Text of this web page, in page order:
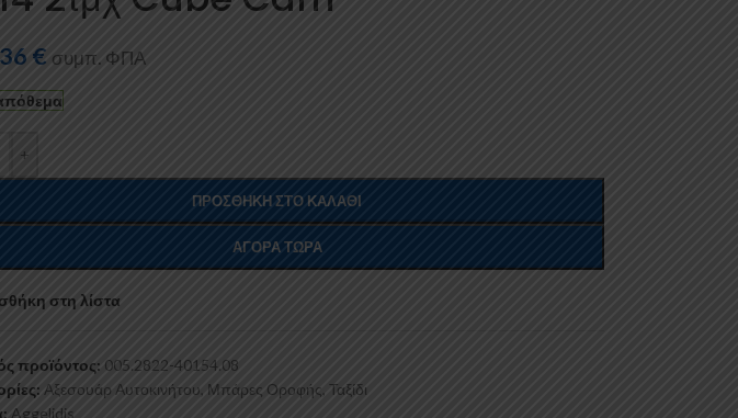
€ συμπ. ΦΠΑ
+
ΠΡΟΣΘΉΚΗ ΣΤΟ ΚΑΛΆΘΙ
ΑΓΟΡΆ ΤΏΡΑ
στη λίστα
προϊόντος: 005.2822-40154.08
Αξεσουάρ Αυτοκινήτου, Μπάρες Οροφής, Ταξίδι
Aggelidis